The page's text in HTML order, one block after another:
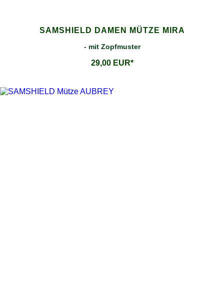
SAMSHIELD DAMEN MÜTZE MIRA
- mit Zopfmuster
29,00 EUR*